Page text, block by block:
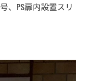
、PS扉内設置スリ